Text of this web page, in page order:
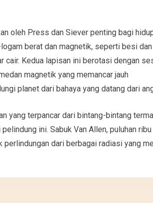
oleh Press dan Siever penting bagi
berat dan magnetik, seperti besi
cair. Kedua lapisan ini berotasi dengan
magnetik yang memancar jauh
planet dari bahaya yang datang dari
yang terpancar dari bintang-bintang
ini. Sabuk Van Allen, puluhan
perlindungan dari berbagai radiasi yang